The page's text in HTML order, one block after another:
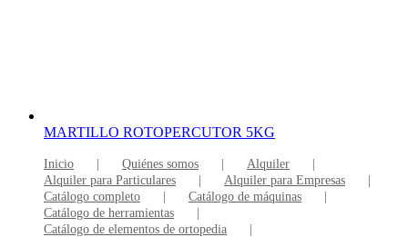
MARTILLO ROTOPERCUTOR 5KG
Inicio Quiénes somos
Alquiler
Alquiler para Particulares
Alquiler para Empresas
Catálogo completo
Catálogo de máquinas
Catálogo de herramientas
Catálogo de elementos de ortopedia